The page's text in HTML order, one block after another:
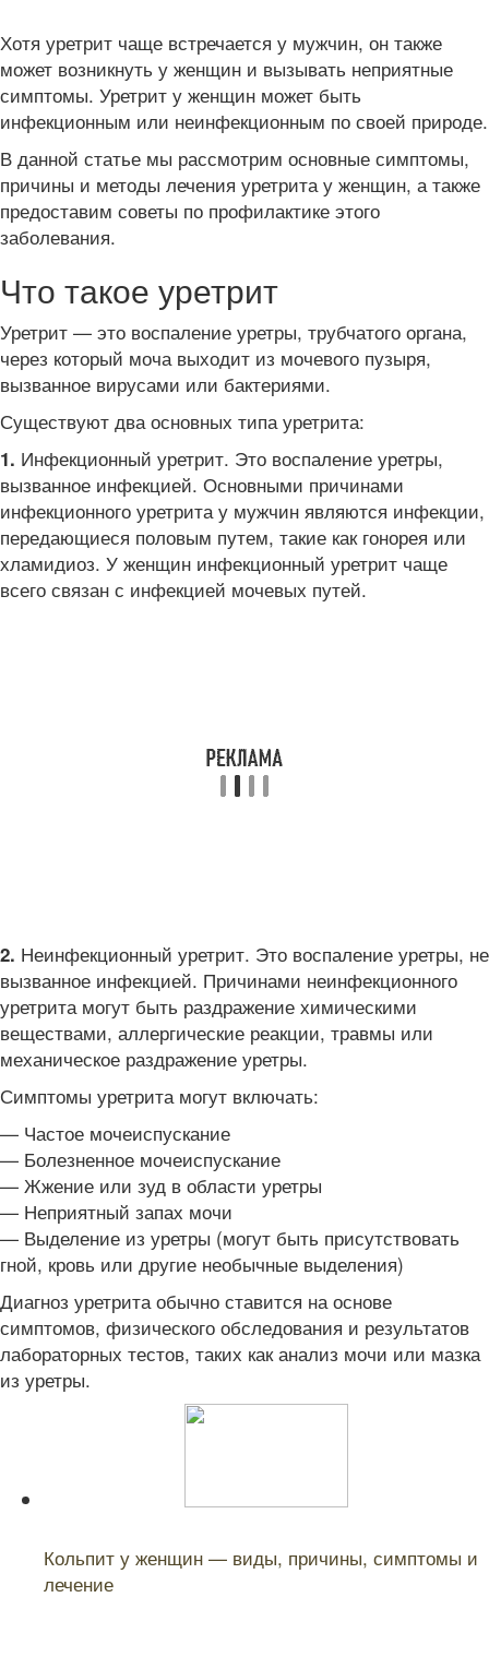
Хотя уретрит чаще встречается у мужчин, он также
может возникнуть у женщин и вызывать неприятные
симптомы. Уретрит у женщин может быть
инфекционным или неинфекционным по своей природе.
В данной статье мы рассмотрим основные симптомы,
причины и методы лечения уретрита у женщин, а также
предоставим советы по профилактике этого
заболевания.
Что такое уретрит
Уретрит — это воспаление уретры, трубчатого органа,
через который моча выходит из мочевого пузыря,
вызванное вирусами или бактериями.
Существуют два основных типа уретрита:
1. Инфекционный уретрит. Это воспаление уретры,
вызванное инфекцией. Основными причинами
инфекционного уретрита у мужчин являются инфекции,
передающиеся половым путем, такие как гонорея или
хламидиоз. У женщин инфекционный уретрит чаще
всего связан с инфекцией мочевых путей.
2. Неинфекционный уретрит. Это воспаление уретры, не
вызванное инфекцией. Причинами неинфекционного
уретрита могут быть раздражение химическими
веществами, аллергические реакции, травмы или
механическое раздражение уретры.
Симптомы уретрита могут включать:
— Частое мочеиспускание
— Болезненное мочеиспускание
— Жжение или зуд в области уретры
— Неприятный запах мочи
— Выделение из уретры (могут быть присутствовать
гной, кровь или другие необычные выделения)
Диагноз уретрита обычно ставится на основе
симптомов, физического обследования и результатов
лабораторных тестов, таких как анализ мочи или мазка
из уретры.
Кольпит у женщин — виды, причины, симптомы и
лечение